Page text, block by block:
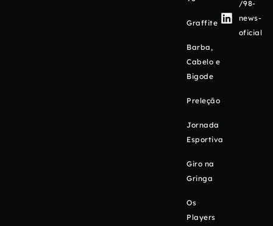
Graffite
Barba,
Cabelo e
Bigode
Preleção
Jornada
Esportiva
Giro na
Gringa
Os
Players
/98-
news-
oficial